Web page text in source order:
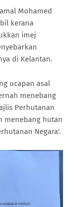
Mohamed
kerana
imej
di Kelantan.
ucapan asal
menebang
Perhutanan
menebang hutan
Negara'.